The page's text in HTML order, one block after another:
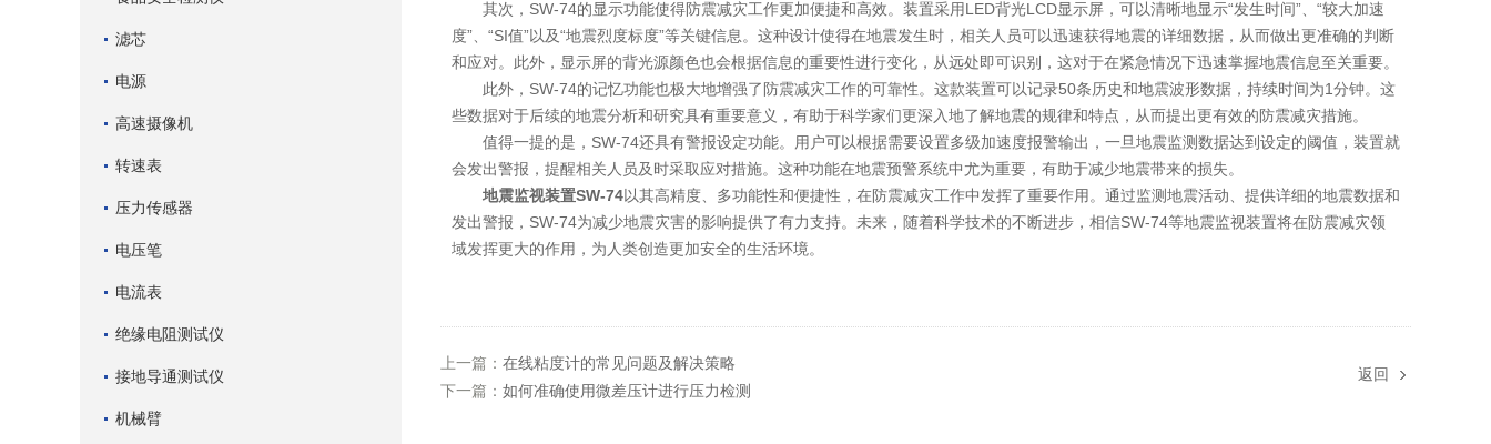
滤芯
电源
高速摄像机
转速表
压力传感器
电压笔
电流表
绝缘电阻测试仪
接地导通测试仪
机械臂
其次，SW-74的显示功能使得防震减灾工作更加便捷和高效。装置采用LED背光LCD显示屏，可以清晰地显示“发生时间”、“较大加速
度”、“SI值”以及“地震烈度标度”等关键信息。这种设计使得在地震发生时，相关人员可以迅速获得地震的详细数据，从而做出更准确的判断
和应对。此外，显示屏的背光源颜色也会根据信息的重要性进行变化，从远处即可识别，这对于在紧急情况下迅速掌握地震信息至关重要。
此外，SW-74的记忆功能也极大地增强了防震减灾工作的可靠性。这款装置可以记录50条历史和地震波形数据，持续时间为1分钟。这
些数据对于后续的地震分析和研究具有重要意义，有助于科学家们更深入地了解地震的规律和特点，从而提出更有效的防震减灾措施。
值得一提的是，SW-74还具有警报设定功能。用户可以根据需要设置多级加速度报警输出，一旦地震监测数据达到设定的阈值，装置就
会发出警报，提醒相关人员及时采取应对措施。这种功能在地震预警系统中尤为重要，有助于减少地震带来的损失。
地震监视装置SW-74以其高精度、多功能性和便捷性，在防震减灾工作中发挥了重要作用。通过监测地震活动、提供详细的地震数据和
发出警报，SW-74为减少地震灾害的影响提供了有力支持。未来，随着科学技术的不断进步，相信SW-74等地震监视装置将在防震减灾领
域发挥更大的作用，为人类创造更加安全的生活环境。
上一篇： 在线粘度计的常见问题及解决策略
下一篇： 如何准确使用微差压计进行压力检测
返回